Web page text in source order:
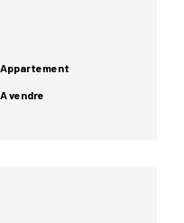
Appartement
A vendre